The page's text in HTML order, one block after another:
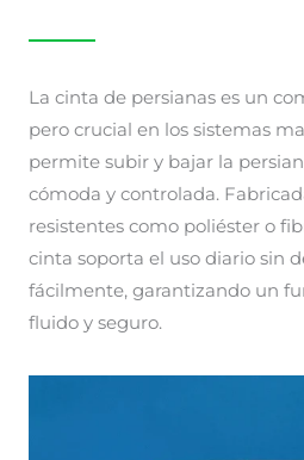
La cinta de persianas es un
pero crucial en los sistemas
permite subir y bajar la
cómoda y controlada.
resistentes como poliéster o
cinta soporta el uso diario sin
fácilmente, garantizando un
fluido y seguro.